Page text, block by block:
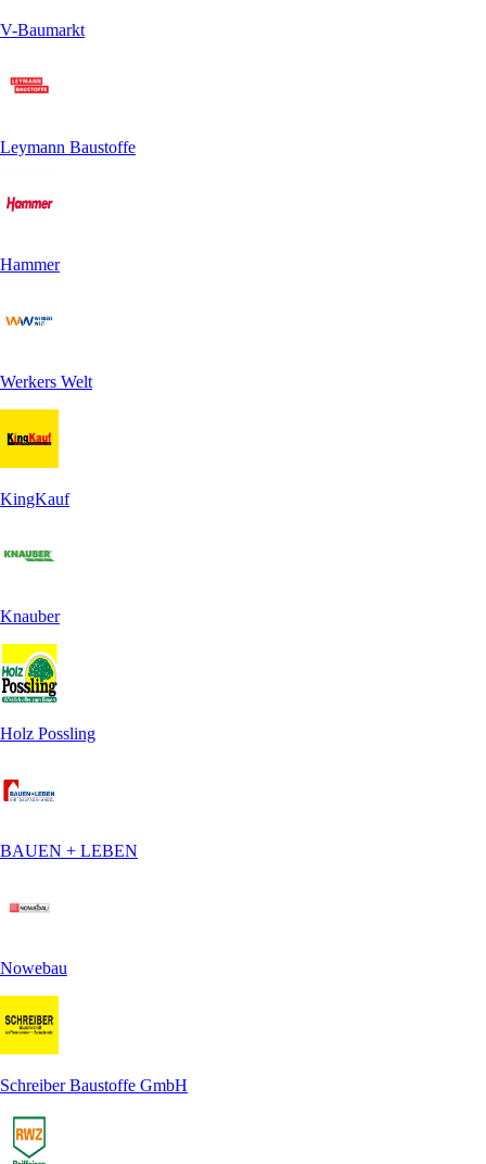
V-Baumarkt
Leymann Baustoffe
Hammer
Werkers Welt
KingKauf
Knauber
Holz Possling
BAUEN + LEBEN
Nowebau
Schreiber Baustoffe GmbH